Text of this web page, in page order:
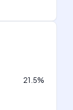
21.5%